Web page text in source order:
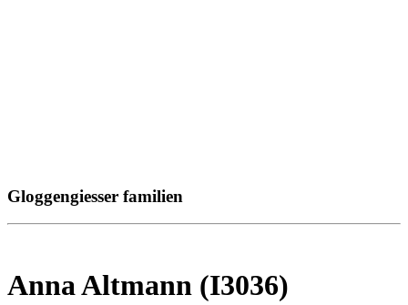
Gloggengiesser familien
Anna Altmann (I3036)